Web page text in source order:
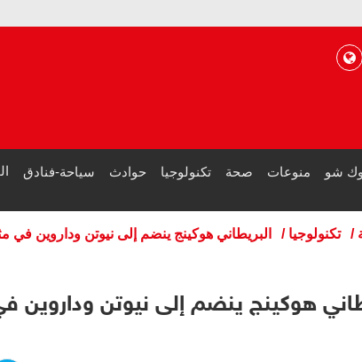
شو منوعات صحة تكنولوجيا حوادث سياحة-فنادق
/ تكنولوجيا / البريطاني هوكينج ينضم إلى نيوتن وداروين في
هوكينج ينضم إلى نيوتن وداروين